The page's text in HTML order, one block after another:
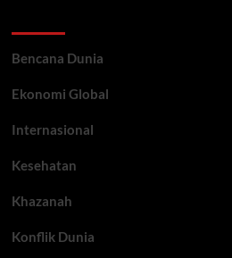
Bencana Dunia
Ekonomi Global
Internasional
Kesehatan
Khazanah
Konflik Dunia